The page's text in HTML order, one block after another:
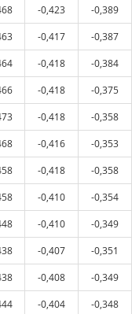
-0,423
-0,389
-0,417
-0,387
-0,418
-0,384
-0,418
-0,375
-0,418
-0,358
-0,416
-0,353
-0,418
-0,358
-0,410
-0,354
-0,410
-0,349
-0,407
-0,351
-0,408
-0,349
-0,404 -0,348